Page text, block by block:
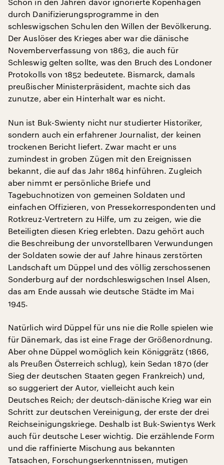
durch Danifizierungsprogramme in den
schleswigschen Schulen den Willen der Bevölkerung.
Der Auslöser des Krieges aber war die dänische
Novemberverfassung von 1863, die auch für
Schleswig gelten sollte, was den Bruch des Londoner
Protokolls von 1852 bedeutete. Bismarck, damals
preußischer Ministerpräsident, machte sich das
zunutze, aber ein Hinterhalt war es nicht.
Nun ist Buk-Swienty nicht nur studierter Historiker,
sondern auch ein erfahrener Journalist, der keinen
trockenen Bericht liefert. Zwar macht er uns
zumindest in groben Zügen mit den Ereignissen
bekannt, die auf das Jahr 1864 hinführen. Zugleich
aber nimmt er persönliche Briefe und
Tagebuchnotizen von gemeinen Soldaten und
einfachen Offizieren, von Pressekorrespondenten und
Rotkreuz-Vertretern zu Hilfe, um zu zeigen, wie die
Beteiligten diesen Krieg erlebten. Dazu gehört auch
die Beschreibung der unvorstellbaren Verwundungen
der Soldaten sowie der auf Jahre hinaus zerstörten
Landschaft um Düppel und des völlig zerschossenen
Sonderburg auf der nordschleswigschen Insel Alsen,
das am Ende aussah wie deutsche Städte im Mai
1945.
Natürlich wird Düppel für uns nie die Rolle spielen wie
für Dänemark, das ist eine Frage der Größenordnung.
Aber ohne Düppel womöglich kein Königgrätz (1866,
als Preußen Österreich schlug), kein Sedan 1870 (der
Sieg der deutschen Staaten gegen Frankreich) und,
so suggeriert der Autor, vielleicht auch kein
Deutsches Reich; der deutsch-dänische Krieg war ein
Schritt zur deutschen Vereinigung, der erste der drei
Reichseinigungskriege. Deshalb ist Buk-Swientys Werk
auch für deutsche Leser wichtig. Die erzählende Form
und die raffinierte Mischung aus bekannten
Tatsachen, Forschungserkenntnissen, mutigen